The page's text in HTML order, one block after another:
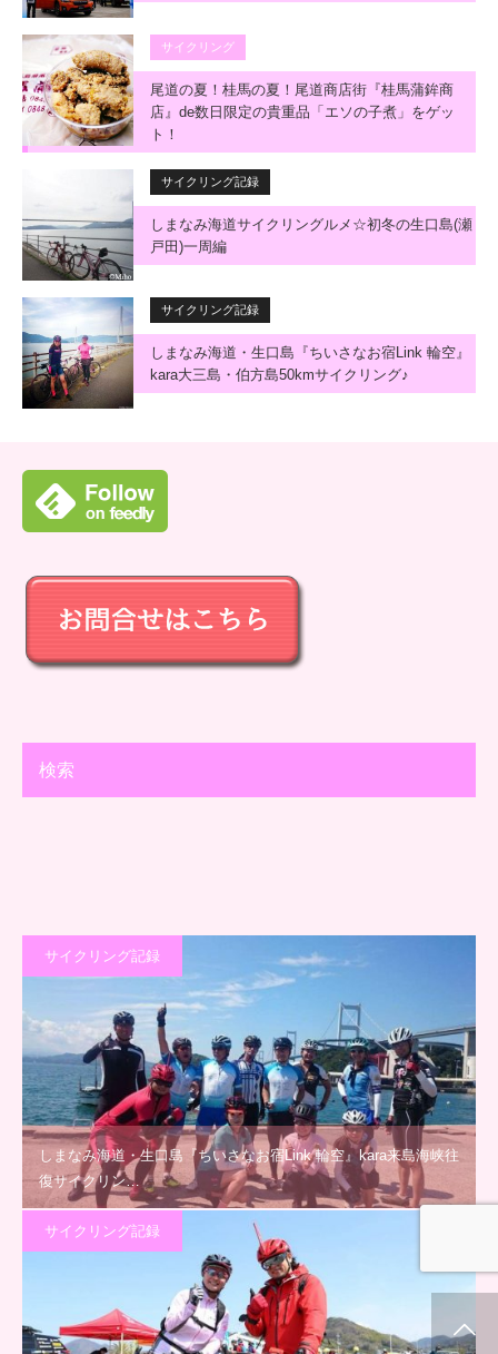
サイクリング
尾道の夏！桂馬の夏！尾道商店街『桂馬蒲鉾商
店』de数日限定の貴重品「エソの子煮」をゲッ
ト！
サイクリング記録
しまなみ海道サイクリングルメ☆初冬の生口島(瀬
戸田)一周編
サイクリング記録
しまなみ海道・生口島『ちいさなお宿Link 輪空』
kara大三島・伯方島50kmサイクリング♪
検索
サイクリング記録
しまなみ海道・生口島『ちいさなお宿Link 輪空』kara来島海峡往
復サイクリン…
サイクリング記録
ホーム 新着情報 シェア お問合せ